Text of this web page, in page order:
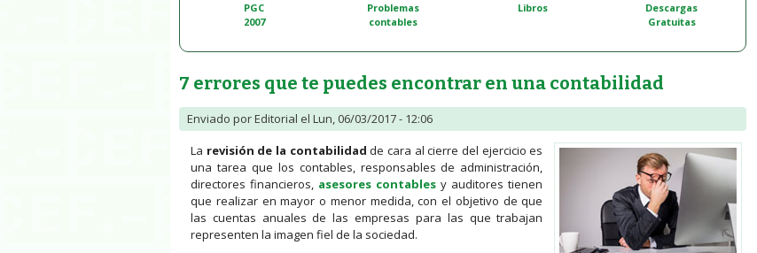
PGC
2007
Problemas
contables
Libros
Descargas
Gratuitas
7 errores que te puedes encontrar en una contabilidad
Enviado porEditorial el Lun, 06/03/2017 - 12:06
La revisión de la contabilidad de cara al cierre del ejercicio es
una tarea que los contables, responsables de administración,
directores financieros, asesores contables y auditores tienen
que realizar en mayor o menor medida, con el objetivo de que
las cuentas anuales de las empresas para las que trabajan
representen la imagen fiel de la sociedad.